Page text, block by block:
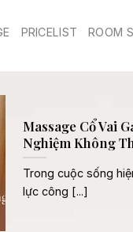
PRICELIST ROOM
Massage Cổ Vai
Nghiệm Không
Trong cuộc sống
lực công [...]